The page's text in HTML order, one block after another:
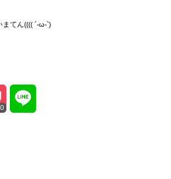
まてん(((( ´-ω-`)
0